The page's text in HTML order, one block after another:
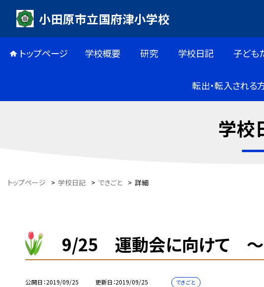
小田原市立国府津小学校
トップページ 学校概要 研究 学校日記 子ども
転出・転入される
学校
トップページ > 学校日記 > できごと > 詳細
9/25 運動会に向けて 〜
公開日 2019/09/25 更新日 2019/09/25 できごと